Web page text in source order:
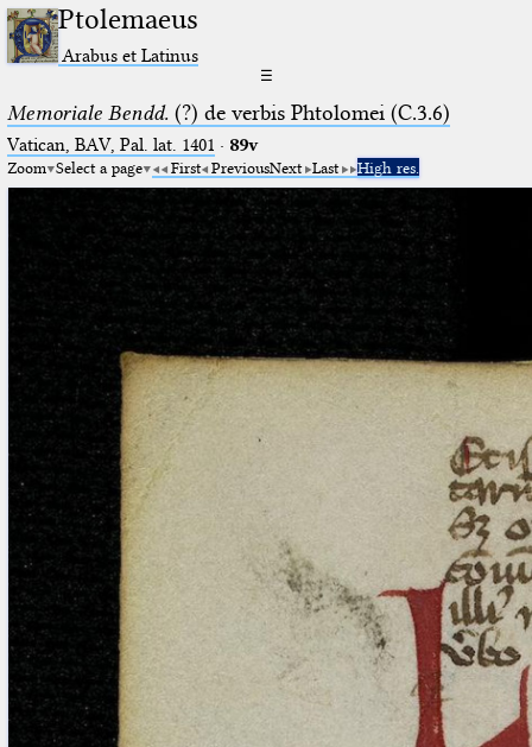
Ptolemaeus
Arabus et Latinus
☰
Memoriale Bendd. (?) de verbis Phtolomei (C.3.6)
Vatican, BAV, Pal. lat. 1401 · 89v
Zoom Select a page First PreviousNext Last High res.